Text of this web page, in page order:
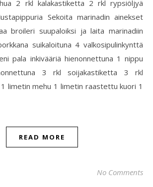
2 rkl kalakastiketta 2 rkl rypsiöljyä
Sekoita marinadin ainekset
broileri suupaloiksi ja laita marinadiin
suikaloituna 4 valkosipulinkynttä
pala inkivääriä hienonnettuna 1 nippu
3 rkl soijakastiketta 3 rkl
limetin mehu 1 limetin raastettu kuori 1
READ MORE
No Comments